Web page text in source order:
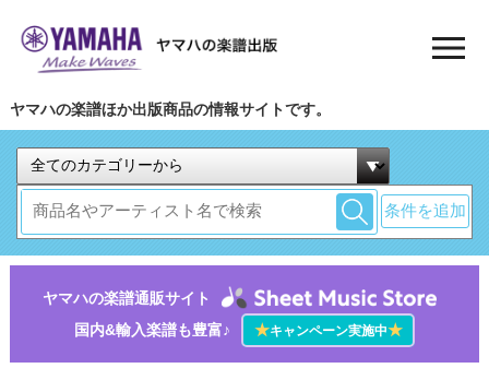
ヤマハの楽譜ほか出版商品の情報サイトです。
条件を追加
ヤマハの楽譜通販サイト
国内&輸入楽譜も豊富♪
★キャンペーン実施中★